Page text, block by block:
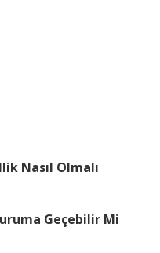
Nasıl Olmalı
Geçebilir Mi